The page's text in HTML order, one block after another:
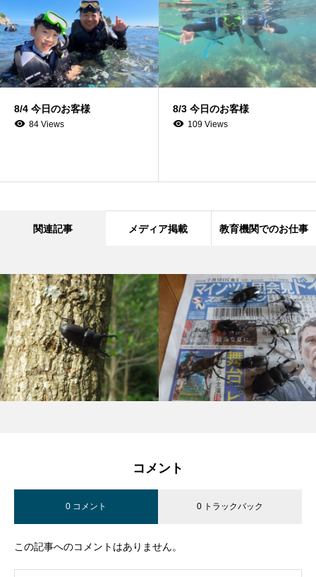
8/4 今日のお客様
84 Views
8/3 今日のお客様
109 Views
関連記事 メディア掲載 教育機関でのお仕事
コメント
0 コメント 0 トラックバック
この記事へのコメントはありません。